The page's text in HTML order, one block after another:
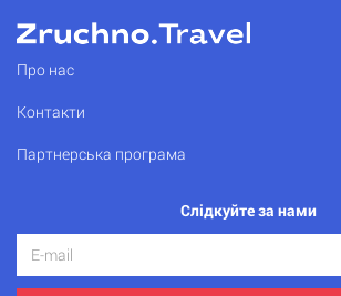
Про нас
Контакти
Партнерська програма
Слідкуйте за нами